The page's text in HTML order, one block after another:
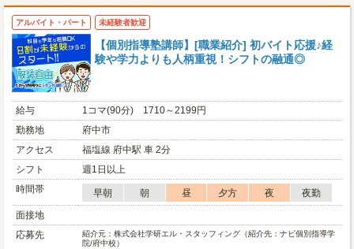
アルバイト・パート 未経験者歓迎
【個別指導塾講師】[職業紹介] 初バイト応援♪経
験や学力よりも人柄重視！シフトの融通◎
給与
1コマ(90分) 1710～2199円
勤務地
府中市
アクセス
福塩線 府中駅 車 2分
シフト
週1日以上
時間帯
早朝 朝 昼 夕方 夜
夜勤
面接地
応募先
紹介元：株式会社学研エル・スタッフィング（紹介先：ナビ個別指導学
院/府中校）